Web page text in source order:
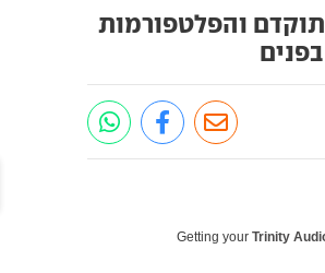
והפלטפורמות
Getting yourTrinity